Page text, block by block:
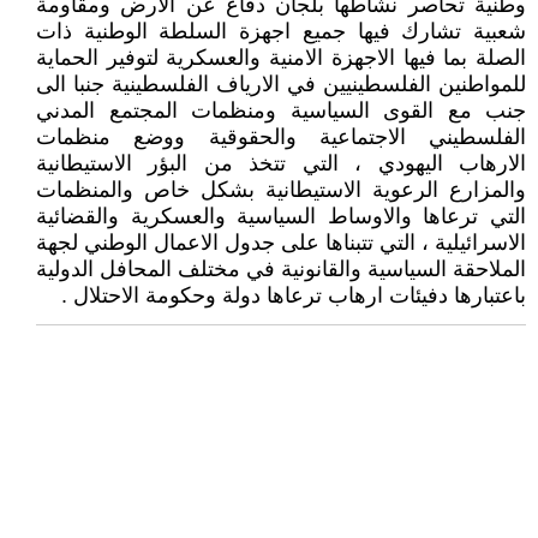
وطنية تحاصر نشاطها بلجان دفاع عن الارض ومقاومة
شعبية تشارك فيها جميع اجهزة السلطة الوطنية ذات
الصلة بما فيها الاجهزة الامنية والعسكرية لتوفير الحماية
للمواطنين الفلسطينيين في الارياف الفلسطينية جنبا الى
جنب مع القوى السياسية ومنظمات المجتمع المدني
الفلسطيني الاجتماعية والحقوقية ووضع منظمات
الارهاب اليهودي ، التي تتخذ من البؤر الاستيطانية
والمزارع الرعوية الاستيطانية بشكل خاص والمنظمات
التي ترعاها والاوساط السياسية والعسكرية والقضائية
الاسرائيلية ، التي تتبناها على جدول الاعمال الوطني لجهة
الملاحقة السياسية والقانونية في مختلف المحافل الدولية
باعتبارها دفيئات ارهاب ترعاها دولة وحكومة الاحتلال .